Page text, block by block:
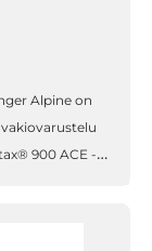
Alpine on
900 ACE -